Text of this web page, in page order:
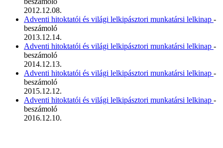
2012.12.08.
Adventi hitoktatói és világi lelkipásztori munkatársi lelkinap -
beszámoló
2013.12.14.
Adventi hitoktatói és világi lelkipásztori munkatársi lelkinap -
beszámoló
2014.12.13.
Adventi hitoktatói és világi lelkipásztori munkatársi lelkinap -
beszámoló
2015.12.12.
Adventi hitoktatói és világi lelkipásztori munkatársi lelkinap -
beszámoló
2016.12.10.